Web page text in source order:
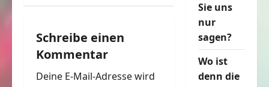
a
g
Schreibe einen
Kommentar
Deine E-Mail-Adresse wird
Sie uns
nur
sagen?
Wo ist
denn die